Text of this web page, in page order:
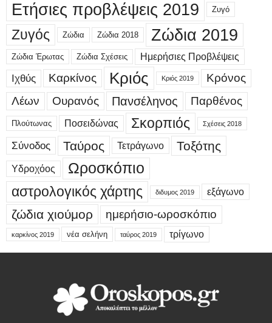
Ετήσιες προβλέψεις 2019 Ζυγό
Ζυγός Ζώδια Ζώδια 2018 Ζώδια 2019
Ζώδια Έρωτας Ζώδια Σχέσεις Ημερήσιες Προβλέψεις
Ιχθύς Καρκίνος Κριός Κριός 2019
Κρόνος
Λέων
Ουρανός Πανσέληνος Παρθένος
Πλούτωνας Ποσειδώνας Σκορπιός Σχέσεις 2018
Σύνοδος Ταύρος Τετράγωνο Τοξότης
Υδροχόος Ωροσκόπιο
αστρολογικός χάρτης διδυμος 2019 εξάγωνο
ζώδια χιούμορ ημερήσιο-ωροσκόπιο
καρκίνος 2019 νέα σελήνη ταύρος 2019 τρίγωνο